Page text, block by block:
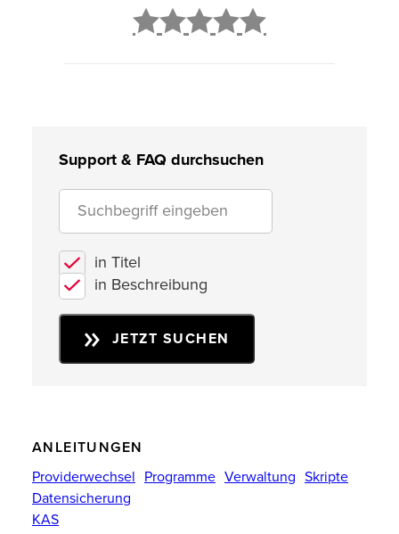
Support & FAQ durchsuchen
in Titel
in Beschreibung
JETZT SUCHEN
ANLEITUNGEN
Providerwechsel Programme Verwaltung Skripte
Datensicherung
KAS